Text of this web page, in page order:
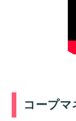
コープマ